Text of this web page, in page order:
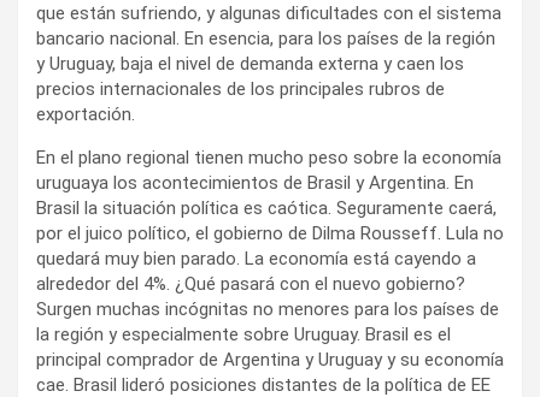
que están sufriendo, y algunas dificultades con el sistema
bancario nacional. En esencia, para los países de la región
y Uruguay, baja el nivel de demanda externa y caen los
precios internacionales de los principales rubros de
exportación.
En el plano regional tienen mucho peso sobre la economía
uruguaya los acontecimientos de Brasil y Argentina. En
Brasil la situación política es caótica. Seguramente caerá,
por el juico político, el gobierno de Dilma Rousseff. Lula no
quedará muy bien parado. La economía está cayendo a
alrededor del 4%. ¿Qué pasará con el nuevo gobierno?
Surgen muchas incógnitas no menores para los países de
la región y especialmente sobre Uruguay. Brasil es el
principal comprador de Argentina y Uruguay y su economía
cae. Brasil lideró posiciones distantes de la política de EE